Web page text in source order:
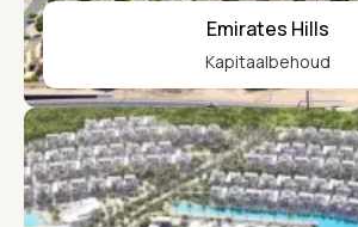
Emirates Hills
Kapitaalbehoud